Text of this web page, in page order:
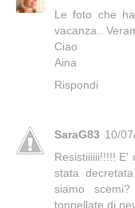
Le foto che
vacanza..
Ciao
Aina
Rispondi
SaraG83 10/
Resistiiiiii!!!!! E'
stata
siamo
tonnellate di